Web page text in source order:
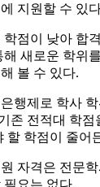
지원할 수 있
점이 낮아 합
새로운 학위
볼 수 있다.
행제로 학사
존 전적대 학
할 학점이 줄어
자격은 전문학
필요는 없다.